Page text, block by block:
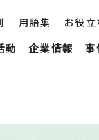
用語集 お役
動 企業情報 事